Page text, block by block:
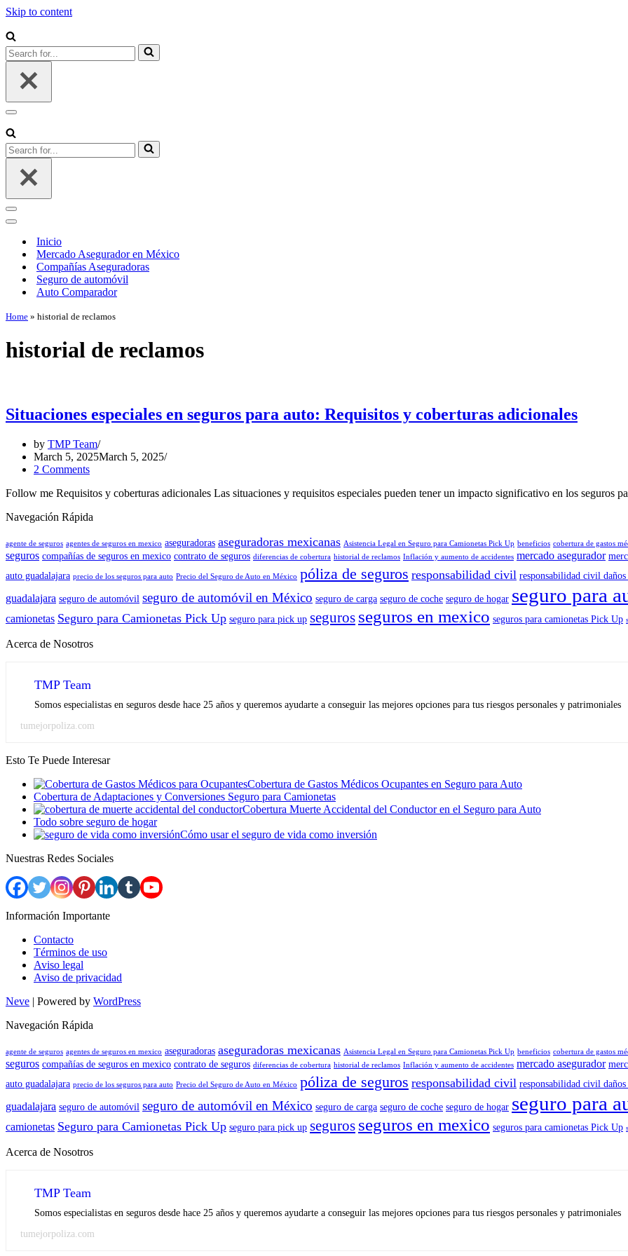
Skip to content
Search
for...
Navigation
Menu
Search
for...
Navigation
Menu
Navigation
Inicio
Mercado Asegurador en México
Compañías Aseguradoras
Seguro de automóvil
Auto Comparador
Home » historial de reclamos
historial de reclamos
Situaciones especiales en seguros para auto: Requisitos y coberturas adicionales
by TMP Team
March 5, 2025March 5, 2025
2 Comments
Follow me Requisitos y coberturas adicionales Las situaciones y requisitos especiales pueden tener un impacto significativo en los seguros
Navegación Rápida
agente de seguros agentes de seguros en mexico aseguradoras aseguradoras mexicanas Asistencia Legal en Seguro para Camionetas Pick Up beneficios cobertura de gastos
seguros compañías de seguros en mexico contrato de seguros diferencias de cobertura historial de reclamos Inflación y aumento de accidentes mercado asegurador
auto guadalajara precio de los seguros para auto Precio del Seguro de Auto en México póliza de seguros responsabilidad civil responsabilidad civil daños
guadalajara seguro de automóvil seguro de automóvil en México seguro de carga seguro de coche seguro de hogar seguro para
camionetas Seguro para Camionetas Pick Up seguro para pick up seguros seguros en mexico seguros para camionetas Pick Up
Acerca de Nosotros
TMP Team
Somos especialistas en seguros desde hace 25 años y queremos ayudarte a conseguir las mejores opciones para tus riesgos personales y patrimoniales
tumejorpoliza.com
Esto Te Puede Interesar
Cobertura de Gastos Médicos Ocupantes en Seguro para Auto
Cobertura de Adaptaciones y Conversiones Seguro para Camionetas
Cobertura Muerte Accidental del Conductor en el Seguro para Auto
Todo sobre seguro de hogar
Cómo usar el seguro de vida como inversión
Nuestras Redes Sociales
Información Importante
Contacto
Términos de uso
Aviso legal
Aviso de privacidad
Neve | Powered by WordPress
Navegación Rápida
agente de seguros agentes de seguros en mexico aseguradoras aseguradoras mexicanas Asistencia Legal en Seguro para Camionetas Pick Up beneficios cobertura de gastos
seguros compañías de seguros en mexico contrato de seguros diferencias de cobertura historial de reclamos Inflación y aumento de accidentes mercado asegurador
auto guadalajara precio de los seguros para auto Precio del Seguro de Auto en México póliza de seguros responsabilidad civil responsabilidad civil daños
guadalajara seguro de automóvil seguro de automóvil en México seguro de carga seguro de coche seguro de hogar seguro para
camionetas Seguro para Camionetas Pick Up seguro para pick up seguros seguros en mexico seguros para camionetas Pick Up
Acerca de Nosotros
TMP Team
Somos especialistas en seguros desde hace 25 años y queremos ayudarte a conseguir las mejores opciones para tus riesgos personales y patrimoniales
tumejorpoliza.com